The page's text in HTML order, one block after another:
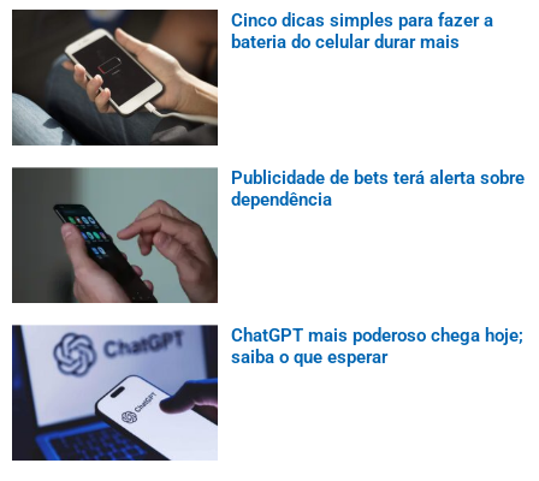
Cinco dicas simples para fazer a
bateria do celular durar mais
Publicidade de bets terá alerta sobre
dependência
ChatGPT mais poderoso chega hoje;
saiba o que esperar